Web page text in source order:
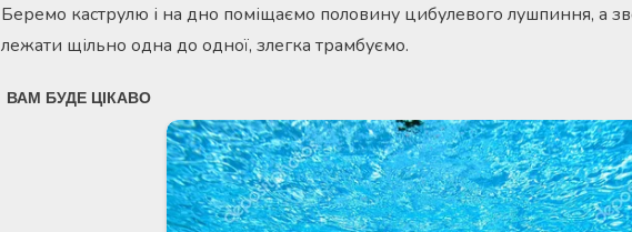
Беремо каструлю і на дно поміщаємо половину цибулевого лушпиння, а
лежати щільно одна до одної, злегка трамбуємо.